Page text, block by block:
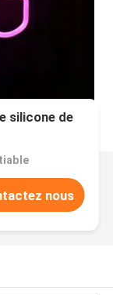
silicone de
nous